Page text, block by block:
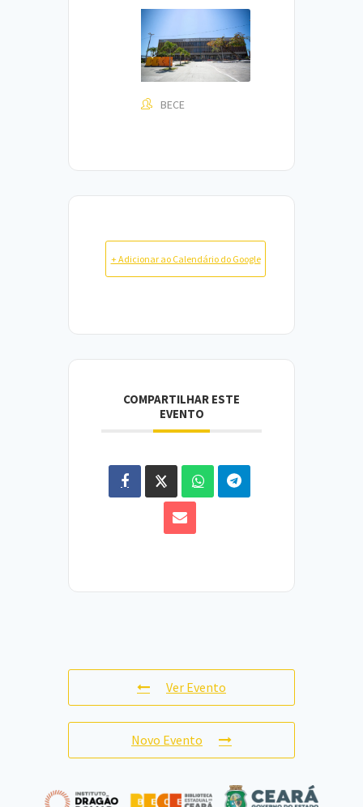
BECE
+ Adicionar ao Calendário do Google
COMPARTILHAR ESTE
EVENTO
Ver Evento
Novo Evento